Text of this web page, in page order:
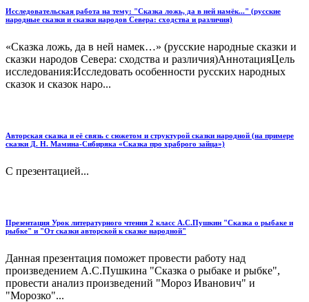
Исследовательская работа на тему: "Сказка ложь, да в ней намёк..." (русские
народные сказки и сказки народов Севера: сходства и различия)
«Сказка ложь, да в ней намек…» (русские народные сказки и
сказки народов Севера: сходства и различия)АннотацияЦель
исследования:Исследовать особенности русских народных
сказок и сказок наро...
Авторская сказка и её связь с сюжетом и структурой сказки народной (на примере
сказки Д. Н. Мамина-Сибиряка «Сказка про храброго зайца»)
С презентацией...
Презентация Урок литературного чтения 2 класс А.С.Пушкин "Сказка о рыбаке и
рыбке" и "От сказки авторской к сказке народной"
Данная презентация поможет провести работу над
произведением А.С.Пушкина "Сказка о рыбаке и рыбке",
провести анализ произведений "Мороз Иванович" и
"Морозко"...